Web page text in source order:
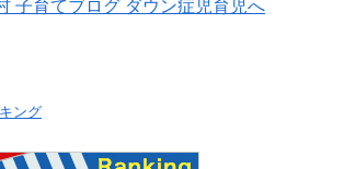
ング